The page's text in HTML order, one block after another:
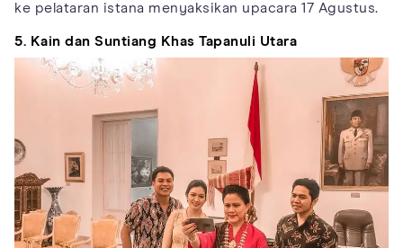
ke pelataran istana menyaksikan upacara 17 Agustus.
5. Kain dan Suntiang Khas Tapanuli Utara